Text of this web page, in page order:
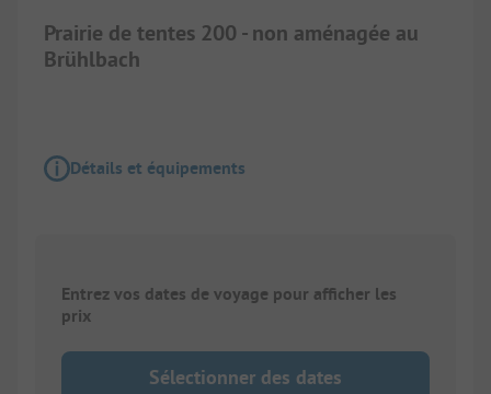
Prairie de tentes 200 - non aménagée au
Brühlbach
Détails et équipements
Entrez vos dates de voyage pour afficher les
prix
Sélectionner des dates